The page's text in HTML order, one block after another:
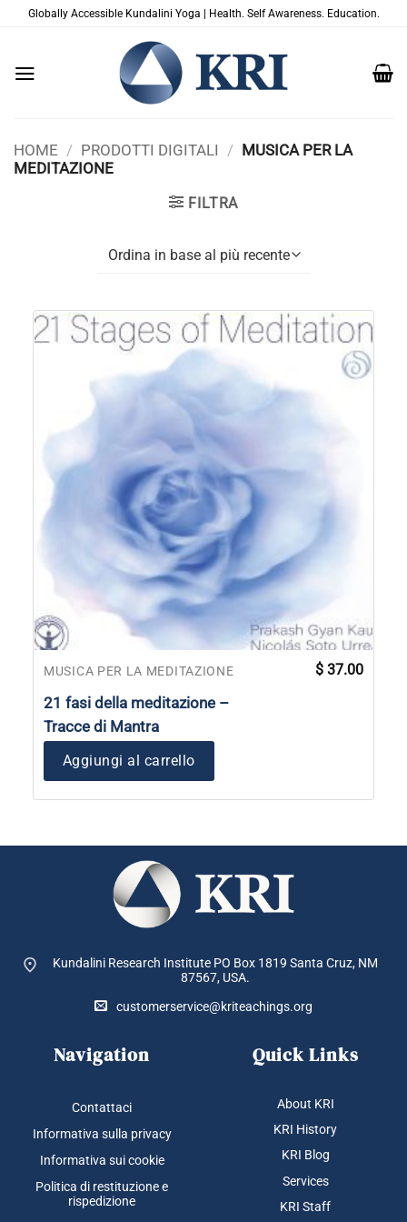
SaltaGlobally Accessible Kundalini Yoga | Health. Self Awareness. Education.
HOME / PRODOTTI DIGITALI / MUSICA PER LA
MEDITAZIONE
FILTRA
MUSICA PER LA MEDITAZIONE
21 fasi della meditazione –
Tracce di Mantra
$ 37.00
Aggiungi al carrello
Kundalini Research Institute PO Box 1819 Santa Cruz, NM
87567, USA.
customerservice@kriteachings.org
Navigation
Contattaci
Informativa sulla privacy
Informativa sui cookie
Politica di restituzione e
rispedizione
Quick Links
About KRI
KRI History
KRI Blog
Services
KRI Staff